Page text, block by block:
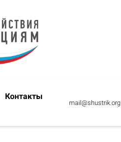
Контакты
mail@shustrik.org